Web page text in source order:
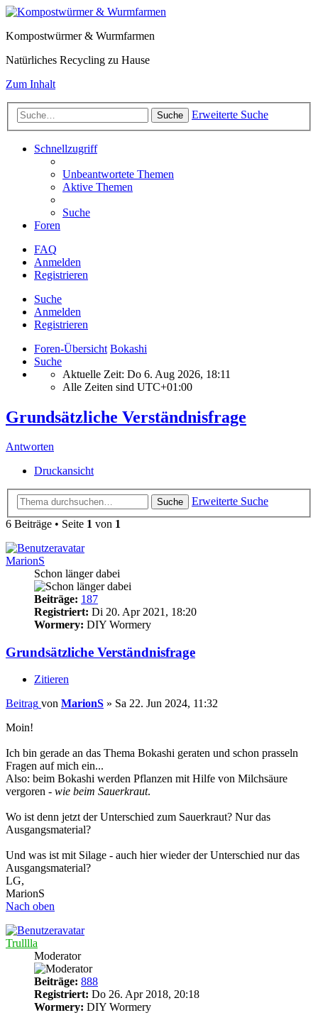
Kompostwürmer & Wurmfarmen
Natürliches Recycling zu Hause
Zum Inhalt
Suche Erweiterte Suche
Schnellzugriff
Unbeantwortete Themen
Aktive Themen
Suche
Foren
FAQ
Anmelden
Registrieren
Suche
Anmelden
Registrieren
Foren-Übersicht Bokashi
Suche
Aktuelle Zeit: Do 6. Aug 2026, 18:11
Alle Zeiten sind UTC+01:00
Grundsätzliche Verständnisfrage
Antworten
Druckansicht
Suche
Erweiterte Suche
6 Beiträge • Seite 1 von 1
MarionS
Schon länger dabei
Beiträge: 187
Registriert: Di 20. Apr 2021, 18:20
Wormery: DIY Wormery
Grundsätzliche Verständnisfrage
Zitieren
Beitrag von MarionS » Sa 22. Jun 2024, 11:32
Moin!
Ich bin gerade an das Thema Bokashi geraten und schon prasseln
Fragen auf mich ein...
Also: beim Bokashi werden Pflanzen mit Hilfe von Milchsäure
vergoren - wie beim Sauerkraut.
Wo ist denn jetzt der Unterschied zum Sauerkraut? Nur das
Ausgangsmaterial?
Und was ist mit Silage - auch hier wieder der Unterschied nur das
Ausgangsmaterial?
LG,
MarionS
Nach oben
Trulllla
Moderator
Beiträge: 888
Registriert: Do 26. Apr 2018, 20:18
Wormery: DIY Wormery